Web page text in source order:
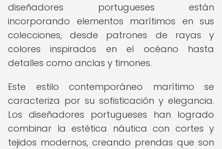
diseñadores portugueses están
incorporando elementos marítimos en sus
colecciones, desde patrones de rayas y
colores inspirados en el océano hasta
detalles como anclas y timones.
Este estilo contemporáneo marítimo se
caracteriza por su sofisticación y elegancia.
Los diseñadores portugueses han logrado
combinar la estética náutica con cortes y
tejidos modernos, creando prendas que son